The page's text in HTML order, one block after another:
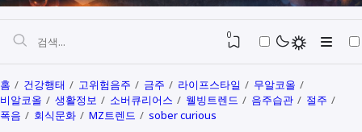
자본과 예산
0
홈 건강행태 고위험음주 금주 라이프스타일
무알코올
비알코올
생활정보 소버큐리어스 웰빙트렌드 음주습관
절주
폭음
회식문화 MZ트렌드 sober curious